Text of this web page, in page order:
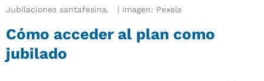
Jubilaciones santafesina.
Imagen: Pexels
Cómo acceder al plan como
jubilado